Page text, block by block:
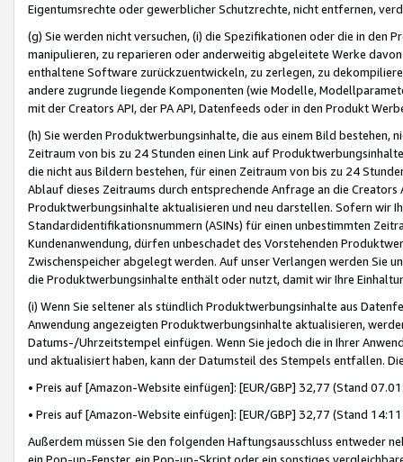
Eigentumsrechte oder gewerblicher Schutzrechte, nicht entfernen,
(g) Sie werden nicht versuchen, (i) die Spezifikationen oder die in
manipulieren, zu reparieren oder anderweitig abgeleitete Werke
enthaltene Software zurückzuentwickeln, zu zerlegen, zu
andere zugrunde liegende Komponenten (wie Modelle,
mit der Creators API, der PA API, Datenfeeds oder in den Produkt
(h) Sie werden Produktwerbungsinhalte, die aus einem Bild bestehen,
Zeitraum von bis zu 24 Stunden einen Link auf
die nicht aus Bildern bestehen, für einen Zeitraum von bis zu 24
Ablauf dieses Zeitraums durch entsprechende Anfrage an die
Produktwerbungsinhalte aktualisieren und neu darstellen. Sofern wir
Standardidentifikationsnummern (ASINs) für einen unbestimmten
Kundenanwendung, dürfen unbeschadet des Vorstehenden
Zwischenspeicher abgelegt werden. Auf unser Verlangen werden Sie
die Produktwerbungsinhalte enthält oder nutzt, damit wir Ihre
(i) Wenn Sie seltener als stündlich Produktwerbungsinhalte aus
Anwendung angezeigten Produktwerbungsinhalte aktualisieren,
Datums-/Uhrzeitstempel einfügen. Wenn Sie jedoch die in Ihrer
und aktualisiert haben, kann der Datumsteil des Stempels entfallen.
• Preis auf [Amazon-Website einfügen]: [EUR/GBP] 32,77 (Stand
• Preis auf [Amazon-Website einfügen]: [EUR/GBP] 32,77 (Stand
Außerdem müssen Sie den folgenden Haftungsausschluss entweder
ein Pop-up-Fenster, ein Pop-up-Skript oder ein sonstiges